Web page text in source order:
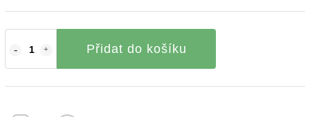
Přidat do košíku